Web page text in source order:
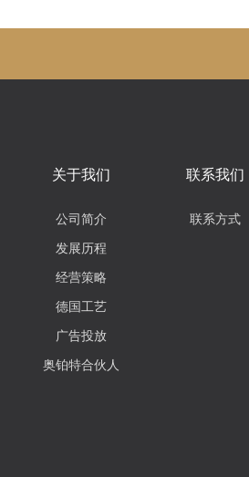
关于我们
公司简介
发展历程
经营策略
德国工艺
广告投放
奥铂特合伙人
联系我们
联系方式